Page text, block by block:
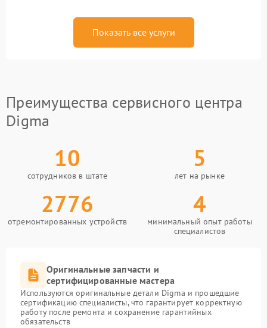
Показать все услуги
Преимущества сервисного центра
Digma
10
сотрудников в штате
5
лет на рынке
2776
отремонтированных устройств
4
минимальный опыт работы
специалистов
Оригинальные запчасти и
сертифицированные мастера
Используются оригинальные детали Digma и прошедшие
сертификацию специалисты, что гарантирует корректную
работу после ремонта и сохранение гарантийных
обязательств